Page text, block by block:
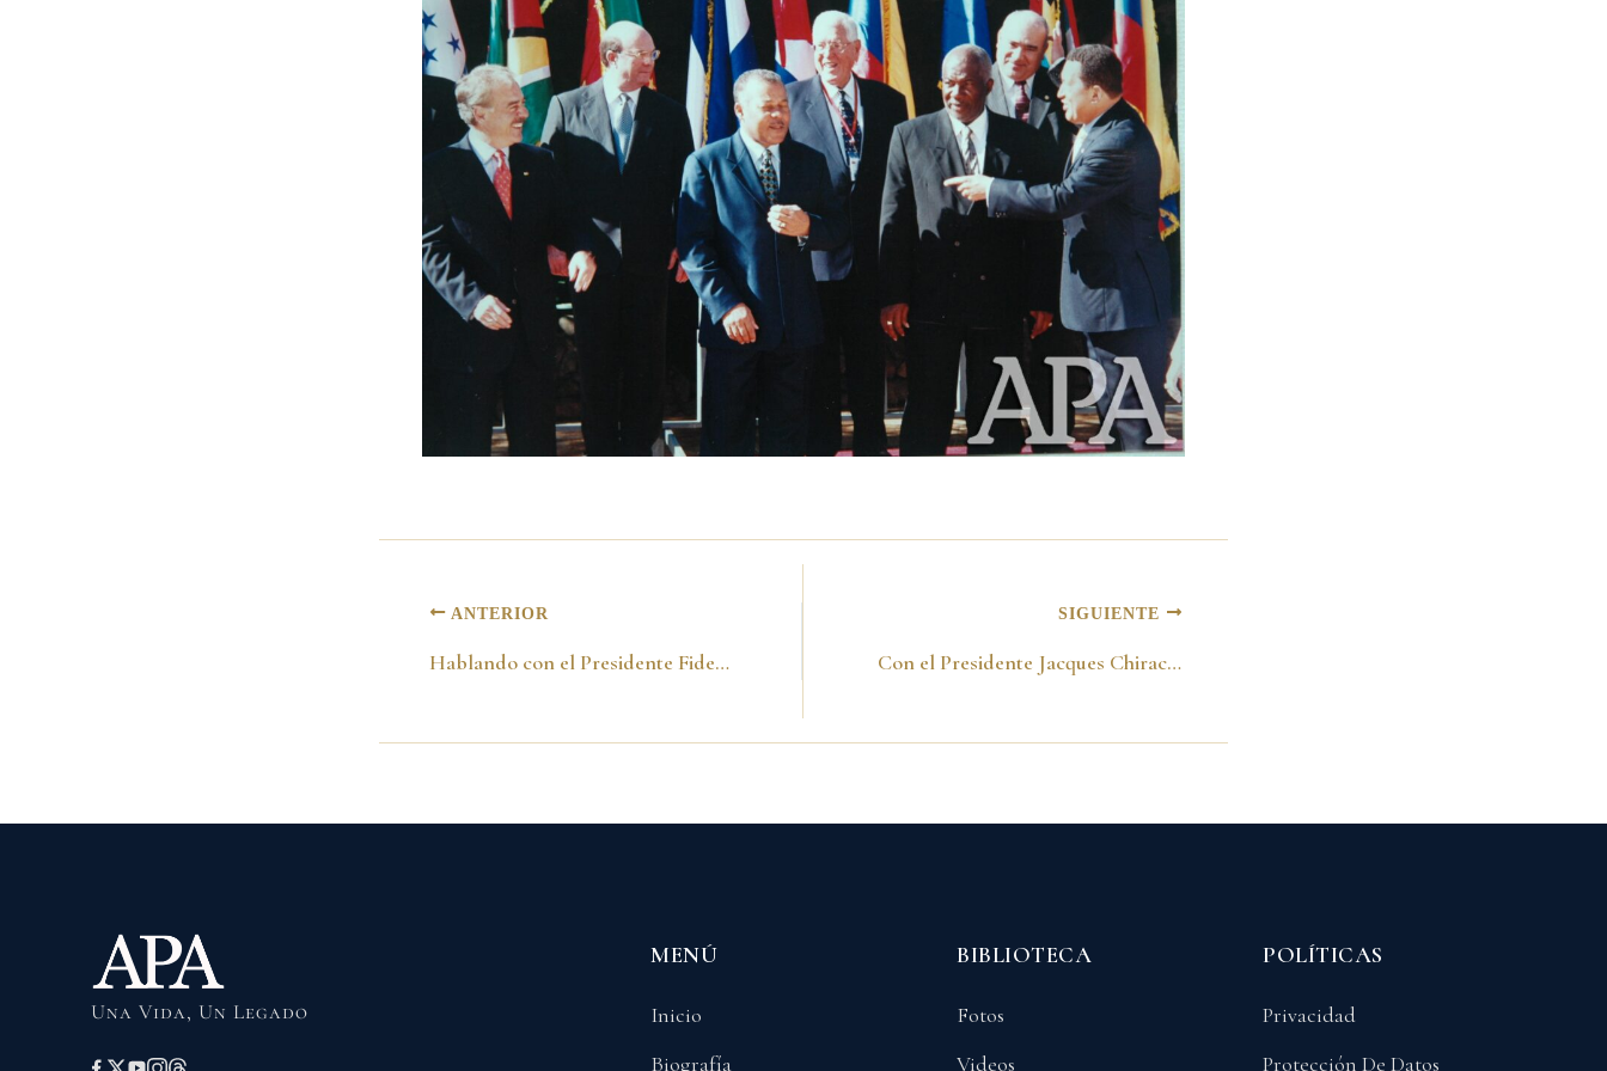
ANTERIOR
Hablando con el Presidente Fidel Castro en la Cumbre AEC. Isla de Margarita-Venezuela 12 de diciembre del 2001
SIGUIENTE
Con el Presidente Jacques Chirac. París 22 de enero del 2001
Una Vida, Un Legado
MENÚ
Inicio
Biografía
BIBLIOTECA
Fotos
Videos
POLÍTICAS
Privacidad
Protección De Datos